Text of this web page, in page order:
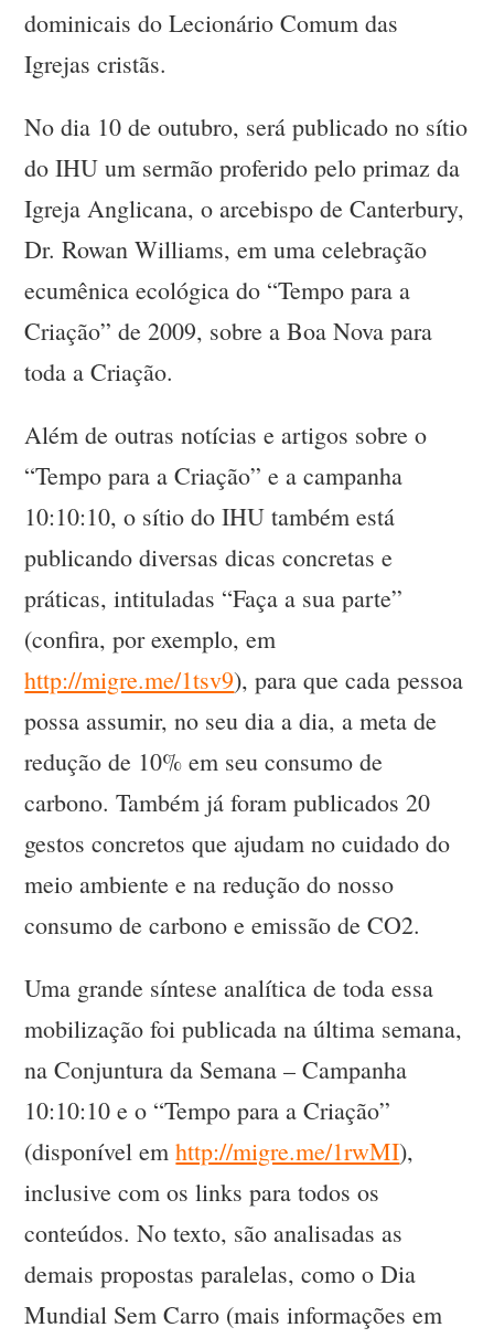
dominicais do Lecionário Comum das
Igrejas cristãs.
No dia 10 de outubro, será publicado no sítio
do IHU um sermão proferido pelo primaz da
Igreja Anglicana, o arcebispo de Canterbury,
Dr. Rowan Williams, em uma celebração
ecumênica ecológica do “Tempo para a
Criação” de 2009, sobre a Boa Nova para
toda a Criação.
Além de outras notícias e artigos sobre o
“Tempo para a Criação” e a campanha
10:10:10, o sítio do IHU também está
publicando diversas dicas concretas e
práticas, intituladas “Faça a sua parte”
(confira, por exemplo, em
http://migre.me/1tsv9), para que cada pessoa
possa assumir, no seu dia a dia, a meta de
redução de 10% em seu consumo de
carbono. Também já foram publicados 20
gestos concretos que ajudam no cuidado do
meio ambiente e na redução do nosso
consumo de carbono e emissão de CO2.
Uma grande síntese analítica de toda essa
mobilização foi publicada na última semana,
na Conjuntura da Semana – Campanha
10:10:10 e o “Tempo para a Criação”
(disponível emhttp://migre.me/1rwMI),
inclusive com os links para todos os
conteúdos. No texto, são analisadas as
demais propostas paralelas, como o Dia
Mundial Sem Carro (mais informações em